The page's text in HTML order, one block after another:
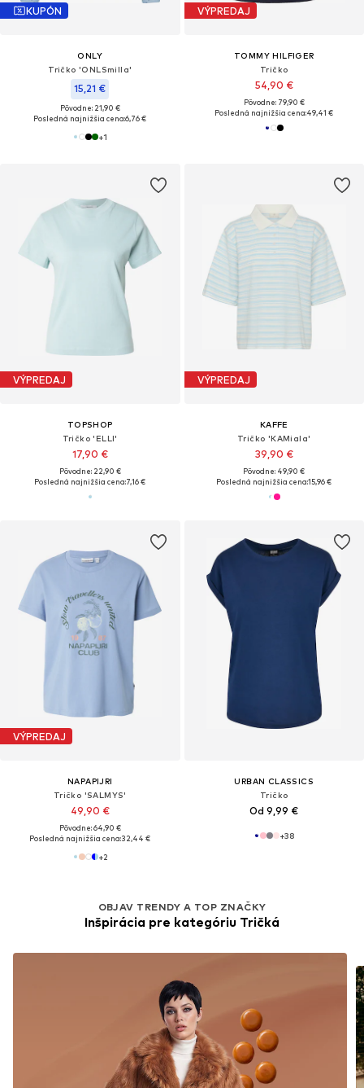
KUPÓN
ONLY
Tričko 'ONLSmilla'
15,21 €
Pôvodne: 21,90 €
Posledná najnižšia cena:6,76 €
+1
VÝPREDAJ
TOMMY HILFIGER
Tričko
54,90 €
Pôvodne: 79,90 €
Posledná najnižšia cena:49,41 €
VÝPREDAJ
TOPSHOP
Tričko 'ELLI'
17,90 €
Pôvodne: 22,90 €
Posledná najnižšia cena:7,16 €
VÝPREDAJ
KAFFE
Tričko 'KAMiala'
39,90 €
Pôvodne: 49,90 €
Posledná najnižšia cena:15,96 €
VÝPREDAJ
NAPAPIJRI
Tričko 'SALMYS'
49,90 €
Pôvodne: 64,90 €
Posledná najnižšia cena:32,44 €
+2
URBAN CLASSICS
Tričko
Od 9,99 €
+38
OBJAV TRENDY A TOP ZNAČKY
Inšpirácia pre kategóriu Tričká